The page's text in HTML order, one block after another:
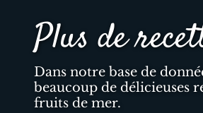
Plus de
Dans notre base de
beaucoup de délicieuses
fruits de mer.